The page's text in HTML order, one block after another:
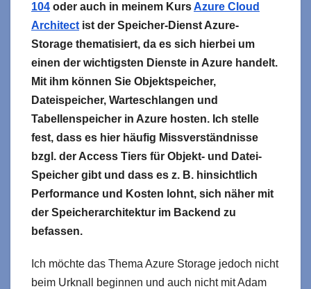
104 oder auch in meinem KursAzure Cloud
Architect ist der Speicher-Dienst Azure-
Storage thematisiert, da es sich hierbei um
einen der wichtigsten Dienste in Azure handelt.
Mit ihm können Sie Objektspeicher,
Dateispeicher, Warteschlangen und
Tabellenspeicher in Azure hosten. Ich stelle
fest, dass es hier häufig Missverständnisse
bzgl. der Access Tiers für Objekt- und Datei-
Speicher gibt und dass es z. B. hinsichtlich
Performance und Kosten lohnt, sich näher mit
der Speicherarchitektur im Backend zu
befassen.
Ich möchte das Thema Azure Storage jedoch nicht
beim Urknall beginnen und auch nicht mit Adam